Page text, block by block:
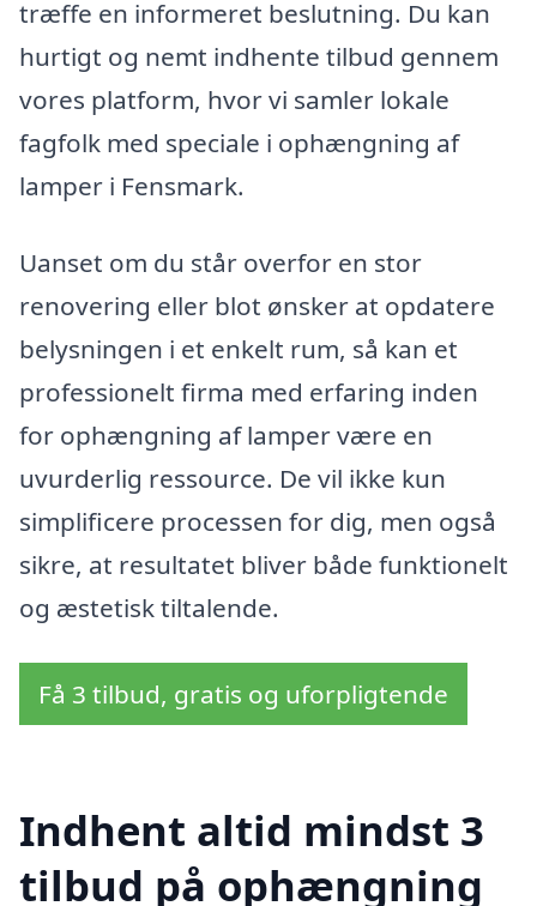
træffe en informeret beslutning. Du kan
hurtigt og nemt indhente tilbud gennem
vores platform, hvor vi samler lokale
fagfolk med speciale i ophængning af
lamper i Fensmark.
Uanset om du står overfor en stor
renovering eller blot ønsker at opdatere
belysningen i et enkelt rum, så kan et
professionelt firma med erfaring inden
for ophængning af lamper være en
uvurderlig ressource. De vil ikke kun
simplificere processen for dig, men også
sikre, at resultatet bliver både funktionelt
og æstetisk tiltalende.
Få 3 tilbud, gratis og uforpligtende
Indhent altid mindst 3
tilbud på ophængning